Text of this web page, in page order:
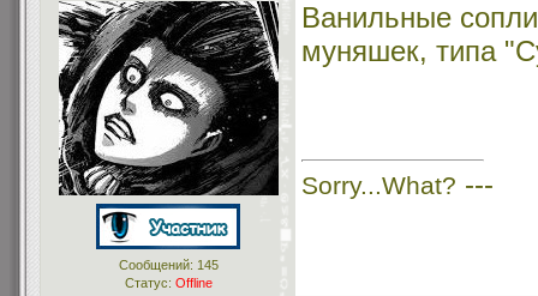
Сообщений: 145
Статус: Offline
Ванильные
муняшек, типа
Sorry...What? ---